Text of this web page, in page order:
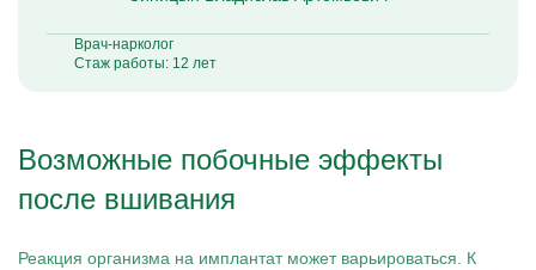
Врач-нарколог
Стаж работы: 12 лет
Возможные побочные эффекты
после вшивания
Реакция организма на имплантат может варьироваться. К